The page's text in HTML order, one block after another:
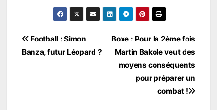
Navigation
Boxe : Pour la 2ème fois
Martin Bakole veut des
moyens conséquents
pour préparer un
combat !
Football : Simon
Banza, futur Léopard ?